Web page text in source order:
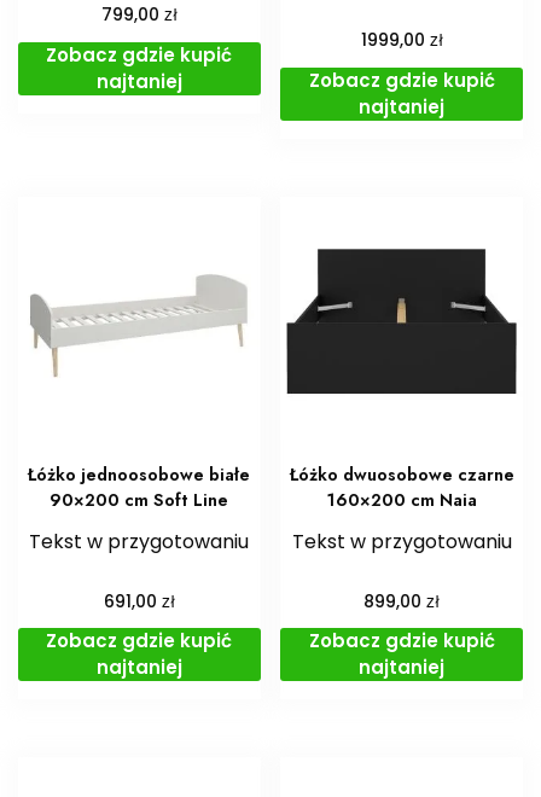
799,00 zł
Zobacz gdzie kupić
najtaniej
1999,00 zł
Zobacz gdzie kupić
najtaniej
Łóżko jednoosobowe białe
90×200 cm Soft Line
Tekst w przygotowaniu
691,00 zł
Zobacz gdzie kupić
najtaniej
Łóżko dwuosobowe czarne
160×200 cm Naia
Tekst w przygotowaniu
899,00zł
Zobacz gdzie kupić
najtaniej